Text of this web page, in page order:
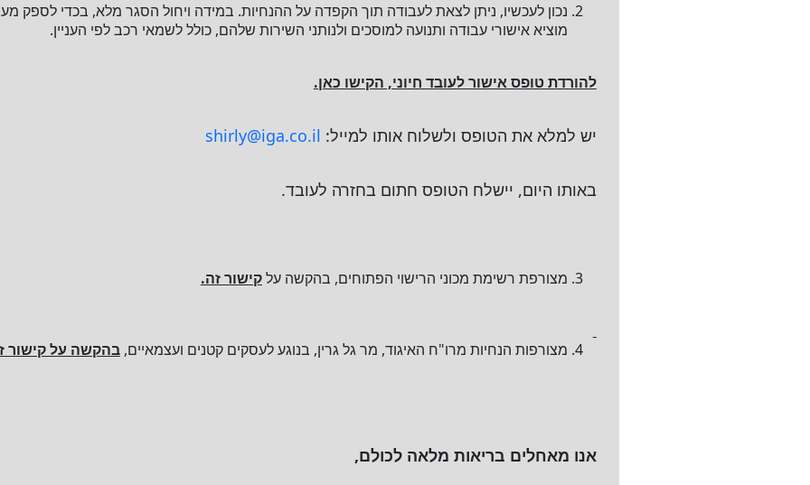
נכון לעכשיו, ניתן לצאת לעבודה תוך הקפדה על ההנחיות. במידה ויחול הסגר מלא, בכדי לספק
מוציא אישורי עבודה ותנועה למוסכים ולנותני השירות שלהם, כולל לשמאי רכב לפי העניין.
להורדת טופס אישור לעובד חיוני, הקישו כאן.
יש למלא את הטופס ולשלוח אותו למייל: shirly@iga.co.il
באותו היום, יישלח הטופס חתום בחזרה לעובד.
מצורפת רשימת מכוני הרישוי הפתוחים, בהקשה עלקישור זה.
מצורפות הנחיות מרו"ח האיגוד, מר גל גרין, בנוגע לעסקים קטנים ועצמאיים,בהקשה על קישור
אנו מאחלים בריאות מלאה לכולם,